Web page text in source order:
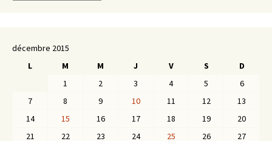
décembre 2015
L
M M J V S
D
1
2 3 4 5
6
7
8 9 10 11 12
13
14
15 16 17 18 19
20
21
22 23 24 25 26
27